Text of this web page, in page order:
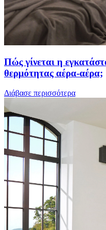
Πώς γίνεται η
θερμότητας αέρα-αέρα;
Διάβασε περισσότερα